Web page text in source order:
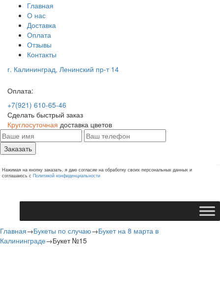
Главная
О нас
Доставка
Оплата
Отзывы
Контакты
г. Калининград, Ленинский пр-т 14
Оплата:
+7(921) 610-65-46
Сделать быстрый заказ
Круглосуточная доставка цветов
Заказать
Нажимая на кнопку заказать, я даю согласие на обработку своих персональных данных и
соглашаюсь с Политикой конфиденциальности
Главная→Букеты по случаю→Букет на 8 марта в
Калининграде→Букет №15